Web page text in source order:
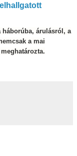
háborúba, árulásról, a
a mai